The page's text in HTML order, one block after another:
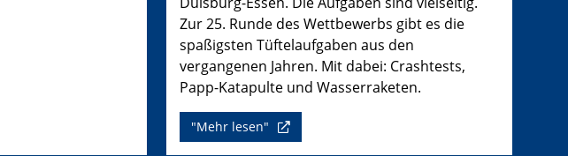
Zur 25. Runde des Wettbewerbs gibt es die
spaßigsten Tüftelaufgaben aus den
vergangenen Jahren. Mit dabei: Crashtests,
Papp-Katapulte und Wasserraketen.
"Mehr lesen"